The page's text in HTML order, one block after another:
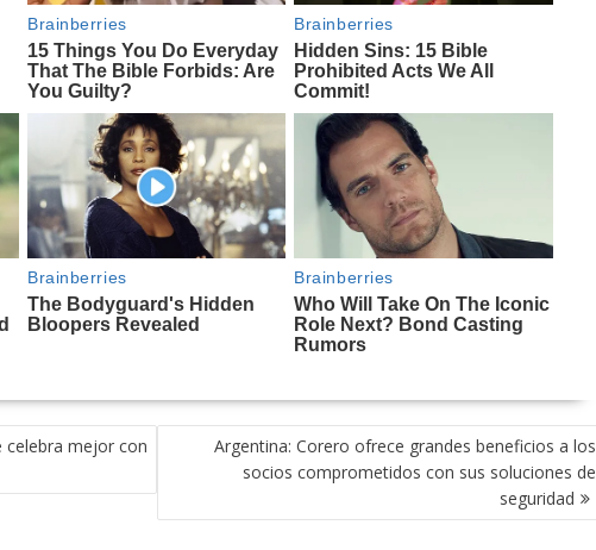
celebra mejor con
Argentina: Corero ofrece grandes beneficios a los
socios comprometidos con sus soluciones de
seguridad